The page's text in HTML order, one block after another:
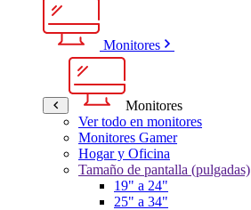
Monitores
Monitores
Ver todo en monitores
Monitores Gamer
Hogar y Oficina
Tamaño de pantalla (pulgadas)
19" a 24"
25" a 34"